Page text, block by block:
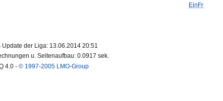
EinFr
Update der Liga: 13.06.2014 20:51
u. Seitenaufbau: 0.0917 sek.
4.0 - © 1997-2005 LMO-Group